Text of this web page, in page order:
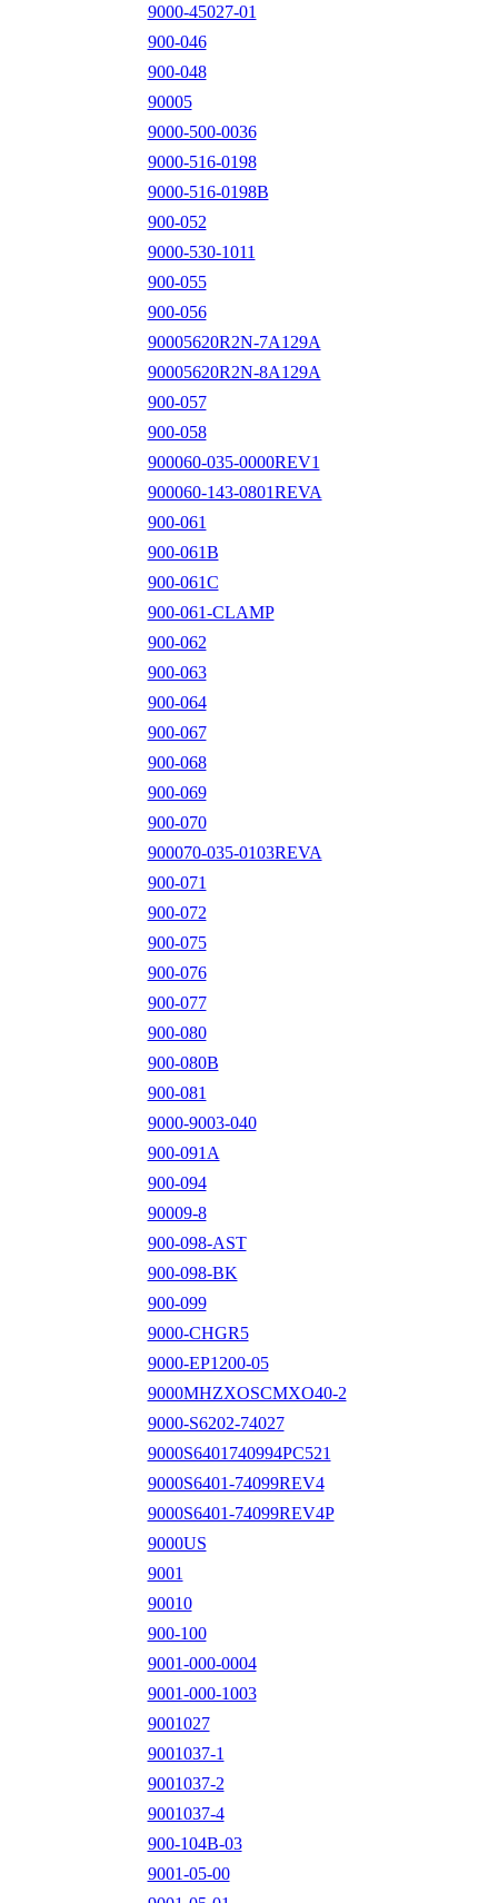
9000-45027-01
900-046
900-048
90005
9000-500-0036
9000-516-0198
9000-516-0198B
900-052
9000-530-1011
900-055
900-056
90005620R2N-7A129A
90005620R2N-8A129A
900-057
900-058
900060-035-0000REV1
900060-143-0801REVA
900-061
900-061B
900-061C
900-061-CLAMP
900-062
900-063
900-064
900-067
900-068
900-069
900-070
900070-035-0103REVA
900-071
900-072
900-075
900-076
900-077
900-080
900-080B
900-081
9000-9003-040
900-091A
900-094
90009-8
900-098-AST
900-098-BK
900-099
9000-CHGR5
9000-EP1200-05
9000MHZXOSCMXO40-2
9000-S6202-74027
9000S6401740994PC521
9000S6401-74099REV4
9000S6401-74099REV4P
9000US
9001
90010
900-100
9001-000-0004
9001-000-1003
9001027
9001037-1
9001037-2
9001037-4
900-104B-03
9001-05-00